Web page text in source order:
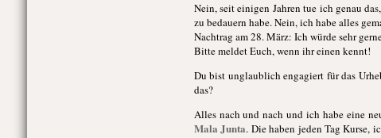
Nein, seit einigen Jahren tue ich genau
zu bedauern habe. Nein, ich habe alles
Nachtrag am 28. März: Ich würde sehr
Bitte meldet Euch, wenn ihr einen kennt!
Du bist unglaublich engagiert für das
das?
Alles nach und nach und ich habe eine
Mala Junta. Die haben jeden Tag Kurse,